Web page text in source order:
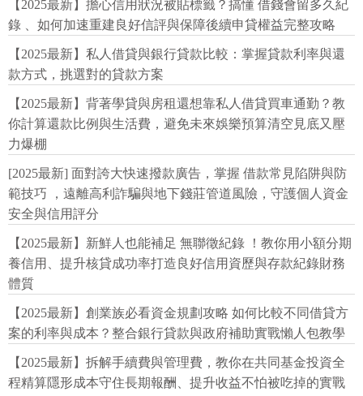
【2025最新】擔心信用狀況被貼標籤？搞懂 借錢會留多久紀
錄 、如何加速重建良好信評與保障後續申貸權益完整攻略
【2025最新】私人借貸與銀行貸款比較：掌握貸款利率與還
款方式，挑選對的貸款方案
【2025最新】背著學貸與房租還想靠私人借貸買車通勤？教
你計算還款比例與生活費，避免未來娛樂預算清空見底又壓
力爆棚
[2025最新] 面對誇大快速撥款廣告，掌握 借款常見陷阱與防
範技巧 ，遠離高利詐騙與地下錢莊管道風險，守護個人資金
安全與信用評分
【2025最新】新鮮人也能補足 無聯徵紀錄 ！教你用小額分期
養信用、提升核貸成功率打造良好信用資歷與存款紀錄財務
體質
【2025最新】創業族必看資金規劃攻略 如何比較不同借貸方
案的利率與成本？整合銀行貸款與政府補助實戰懶人包教學
【2025最新】拆解手續費與管理費，教你在共同基金投資全
程精算隱形成本守住長期報酬、提升收益不怕被吃掉的實戰